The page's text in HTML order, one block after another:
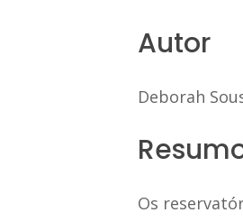
Autor
Deborah
Os